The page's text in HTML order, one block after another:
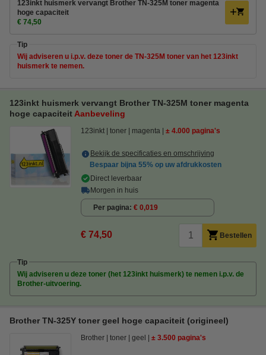
123inkt huismerk vervangt Brother TN-325M toner magenta
hoge capaciteit
€ 74,50
Tip
Wij adviseren u i.p.v. deze toner de TN-325M toner van het 123inkt
huismerk te nemen.
123inkt huismerk vervangt Brother TN-325M toner magenta
hoge capaciteit Aanbeveling
123inkt toner magenta ± 4.000 pagina's
Bekijk de specificaties en omschrijving
Bespaar bijna 55% op uw afdrukkosten
Direct leverbaar
Morgen in huis
Per pagina € 0,019
€ 74,50 Bestellen
Tip
Wij adviseren u deze toner (het 123inkt huismerk) te nemen i.p.v. de
Brother-uitvoering.
Brother TN-325Y toner geel hoge capaciteit (origineel)
Brother toner geel ± 3.500 pagina's